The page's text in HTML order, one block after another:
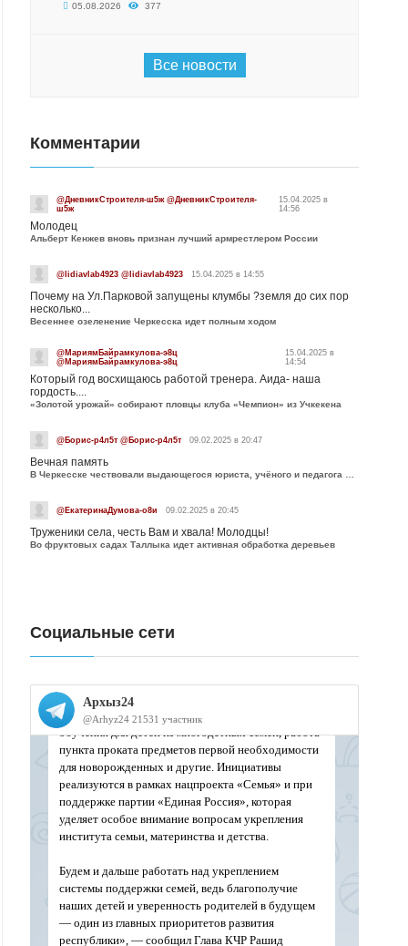
05.08.2026 377
Все новости
Комментарии
@ДневникСтроителя-ш5ж @ДневникСтроителя-
ш5ж
15.04.2025 в
14:56
Молодец
Альберт Кенжев вновь признан лучший армрестлером России
@lidiavlab4923 @lidiavlab4923 15.04.2025 в 14:55
Почему на Ул.Парковой запущены клумбы ?земля до сих пор
несколько...
Весеннее озеленение Черкесска идет полным ходом
@МариямБайрамкулова-э8ц
@МариямБайрамкулова-э8ц
15.04.2025 в
14:54
Который год восхищаюсь работой тренера. Аида- наша
гордость....
«Золотой урожай» собирают пловцы клуба «Чемпион» из Учкекена
@Борис-р4л5т @Борис-р4л5т 09.02.2025 в 20:47
Вечная память
@ЕкатеринаДумова-о8и 09.02.2025 в 20:45
Труженики села, честь Вам и хвала! Молодцы!
Во фруктовых садах Таллыка идет активная обработка деревьев
Социальные сети